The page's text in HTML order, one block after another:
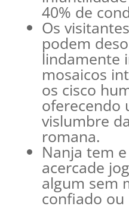
40% de
Os
podem
lindamente
mosaicos
os cisco
oferecendo
vislumbre
romana.
Nanja tem
acercade
algum sem
confiado ou